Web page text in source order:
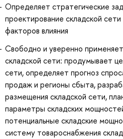
Определяет стратегические
проектирование складской
факторов влияния
Свободно и уверенно
складской сети: продумывает
сети, определяет прогноз
продаж и регионы сбыта,
размещения складской сети,
параметры складских
потенциальные складские
систему товароснабжения